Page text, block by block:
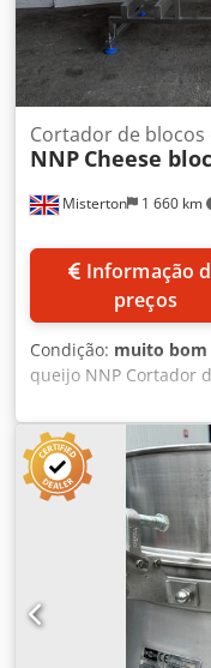
Misterton 1 660 km
Cortador de blocos
NNP Cheese
preços
Condição: muito bom
queijo NNP Cortador
aço inoxidável com
inoxidável, bloco
altura. Djdpfxswtilpe